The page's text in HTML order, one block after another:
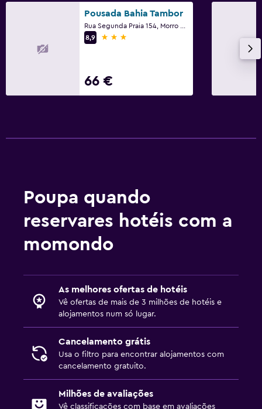
Suporte para cabides
Roupeiro ou armário
Serviços e comodidades
Check-in/check-out privado
Estacionamento e transportes
Shuttle aeroporto (taxa)
Serviço de transporte (custo adicional)
Lavandaria
Estendal
Pousada Bahia Tambor
8,9
3 estrelas
66 €
Poupa quando
reservares hotéis com a
momondo
As melhores ofertas de hotéis
Vê ofertas de mais de 3 milhões de hotéis e
alojamentos num só lugar.
Cancelamento grátis
Usa o filtro para encontrar alojamentos com
cancelamento gratuito.
Milhões de avaliações
Vê classificações com base em avaliações